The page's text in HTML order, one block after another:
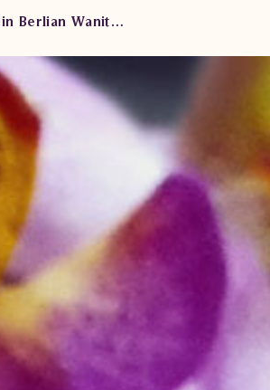
Cincin Berlian Wanita SWS0624 002 stTL